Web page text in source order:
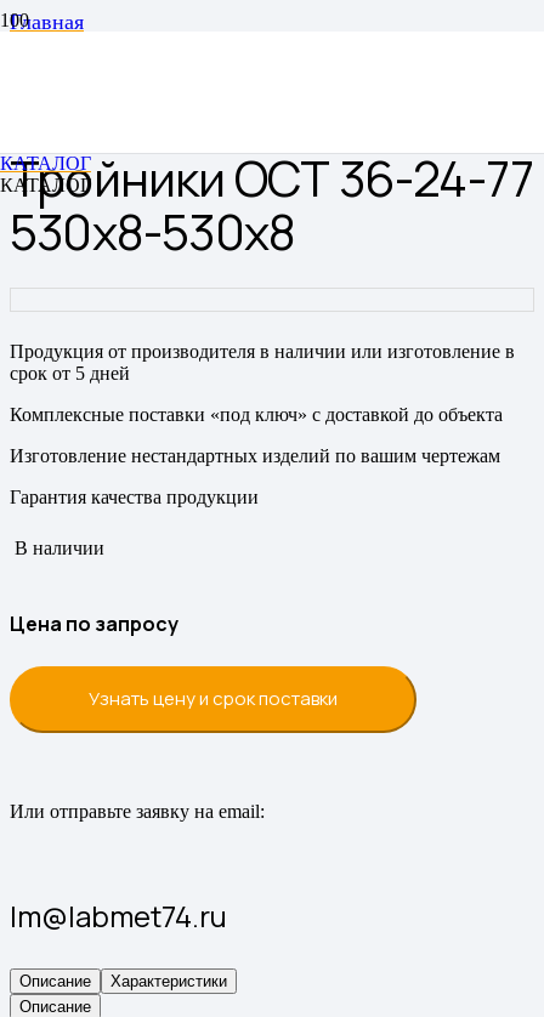
КАТАЛОГ
КАТАЛОГ
Главная
Тройники ОСТ 36-24-77
530х8-530х8
Продукция от производителя в наличии или изготовление в
срок от 5 дней
Комплексные поставки «под ключ» с доставкой до объекта
Изготовление нестандартных изделий по вашим чертежам
Гарантия качества продукции
В наличии
Цена по запросу
Узнать цену и срок поставки
Или отправьте заявку на email:
lm@labmet74.ru
Описание
Характеристики
Описание